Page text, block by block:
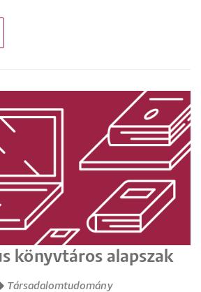
könyvtáros alapszak
Társadalomtudomány